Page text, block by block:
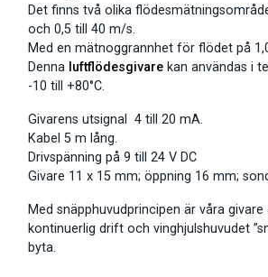
Det finns två olika
och 0,5 till 40 m/s.
Med en mätnoggrannhet för flödet på 1,0
Denna luftflödesgivare kan användas i
-10 till +80°C.
Givarens utsignal 4 till 20 mA.
Kabel 5 m lång.
Drivspänning på 9 till 24 V DC
Givare 11 x 15 mm; öppning 16 mm;
Med snäpphuvudprincipen är våra
kontinuerlig drift och vinghjulshuvudet
byta.